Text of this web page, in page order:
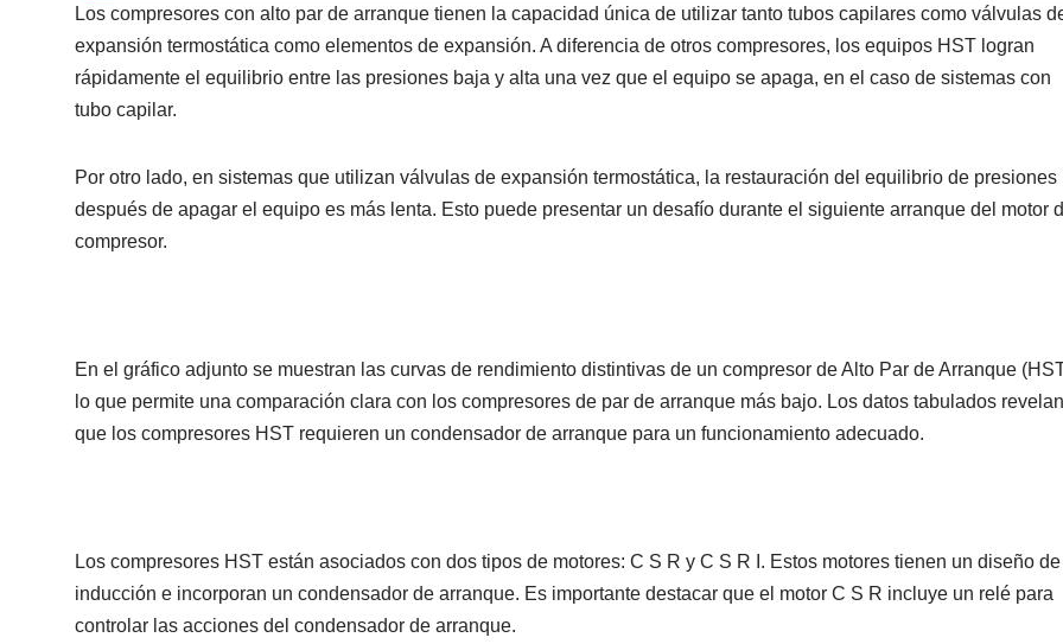
Los compresores con alto par de arranque tienen la capacidad única de utilizar tanto tubos capilares como válvulas
expansión termostática como elementos de expansión. A diferencia de otros compresores, los equipos HST logran
rápidamente el equilibrio entre las presiones baja y alta una vez que el equipo se apaga, en el caso de sistemas con
tubo capilar.
Por otro lado, en sistemas que utilizan válvulas de expansión termostática, la restauración del equilibrio de presiones
después de apagar el equipo es más lenta. Esto puede presentar un desafío durante el siguiente arranque del motor
compresor.
En el gráfico adjunto se muestran las curvas de rendimiento distintivas de un compresor de Alto Par de Arranque
lo que permite una comparación clara con los compresores de par de arranque más bajo. Los datos tabulados revelan
que los compresores HST requieren un condensador de arranque para un funcionamiento adecuado.
Los compresores HST están asociados con dos tipos de motores: C S R y C S R I. Estos motores tienen un diseño de
inducción e incorporan un condensador de arranque. Es importante destacar que el motor C S R incluye un relé para
controlar las acciones del condensador de arranque.